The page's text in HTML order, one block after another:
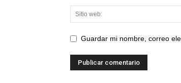
Guardar mi nombre, correo